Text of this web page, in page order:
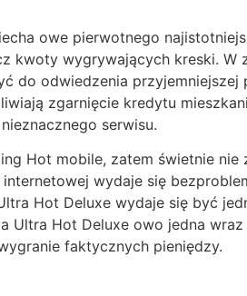
owe pierwotnego
kwoty wygrywających kreski. W
do odwiedzenia
zgarnięcie kredytu
serwisu.
Hot mobile, zatem świetnie
wydaje się
Hot Deluxe wydaje się być
Ultra Hot Deluxe owo jedna
faktycznych pieniędzy.